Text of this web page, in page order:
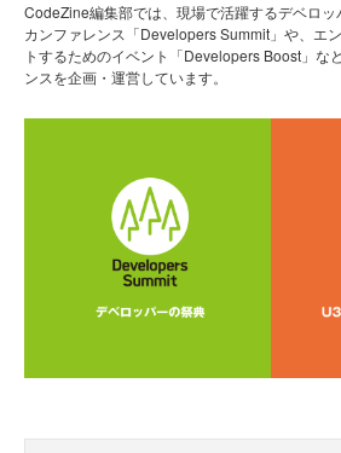
CodeZine編集部では、現場で活躍するデベロ
カンファレンス「Developers Summit」や、エ
トするためのイベント「Developers Boost」な
ンスを企画・運営しています。